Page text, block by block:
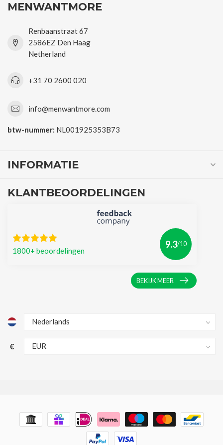
MENWANTMORE
Renbaanstraat 67
2586EZ Den Haag
Netherland
+31 70 2600 020
info@menwantmore.com
btw-nummer: NL001925353B73
INFORMATIE
KLANTBEOORDELINGEN
1800+ beoordelingen
9.3/10
BEKIJK MEER
€